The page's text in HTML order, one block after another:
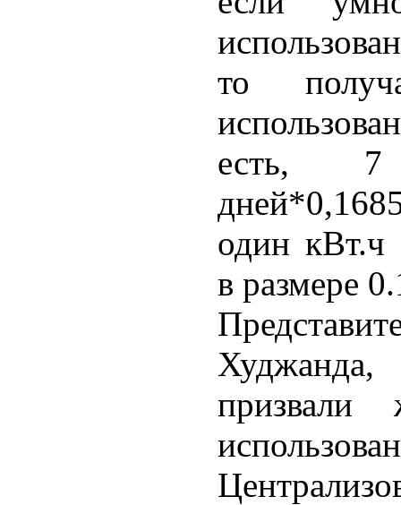
то
есть, 7
один кВт.ч
в размере
призвали